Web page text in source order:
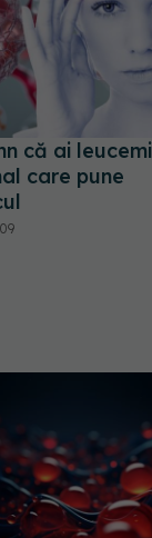
că ai
care pune